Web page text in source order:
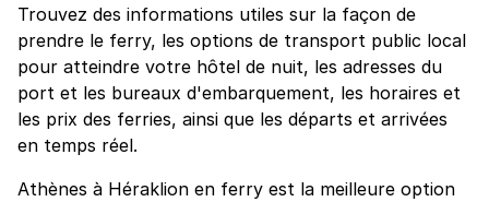
Trouvez des informations utiles sur la façon de
prendre le ferry, les options de transport public local
pour atteindre votre hôtel de nuit, les adresses du
port et les bureaux d'embarquement, les horaires et
les prix des ferries, ainsi que les départs et arrivées
en temps réel.
Athènes à Héraklion en ferry est la meilleure option